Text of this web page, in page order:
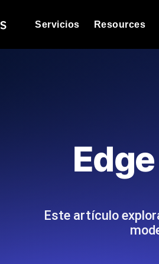
Servicios
ubicaciones cloud con análisis de IA.
Load Testing Services
Resources
Explorar categorías de
glosario
Este artículo